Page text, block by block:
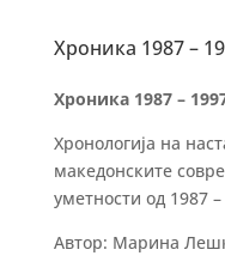
Хроника 1987 –
Хроника 1987 –
Хронологија на
македонските
уметности од 1987
Автор: Марина